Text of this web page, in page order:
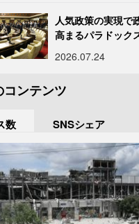
人気政策の実現で
高まるパラドック
2026.07.24
コンテンツ
数 SNSシェア